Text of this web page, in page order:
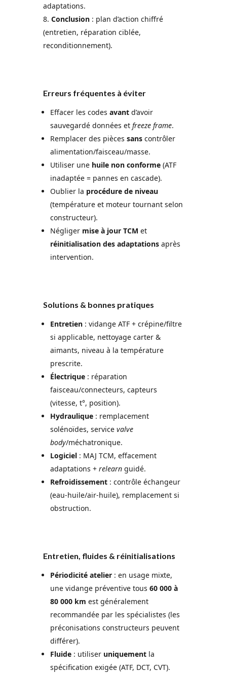
adaptations.
Conclusion: plan d’action chiffré
(entretien, réparation ciblée,
reconditionnement).
Erreurs fréquentes à éviter
Effacer les codes avantd’avoir
sauvegardé données et freeze frame.
Remplacer des pièces sanscontrôler
alimentation/faisceau/masse.
Utiliser une huile non conforme(ATF
inadaptée = pannes en cascade).
Oublier la procédure de niveau
(température et moteur tournant selon
constructeur).
Négliger mise à jour TCM et
réinitialisation des adaptationsaprès
intervention.
Solutions & bonnes pratiques
Entretien: vidange ATF + crépine/filtre
si applicable, nettoyage carter &
aimants, niveau à la température
prescrite.
Électrique: réparation
faisceau/connecteurs, capteurs
(vitesse, t°, position).
Hydraulique: remplacement
solénoïdes, service valve
body/méchatronique.
Logiciel: MAJ TCM, effacement
adaptations + relearnguidé.
Refroidissement: contrôle échangeur
(eau-huile/air-huile), remplacement si
obstruction.
Entretien, fluides & réinitialisations
Périodicité atelier: en usage mixte,
une vidange préventive tous 60 000 à
80 000 km est généralement
recommandée par les spécialistes (les
préconisations constructeurs peuvent
différer).
Fluide: utiliser uniquementla
spécification exigée (ATF, DCT, CVT).